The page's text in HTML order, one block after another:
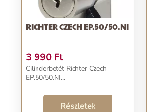
RICHTER CZECH EP.50/50.NI
3 990 Ft
Cilinderbetét Richter Czech
EP.50/50.NI...
Részletek